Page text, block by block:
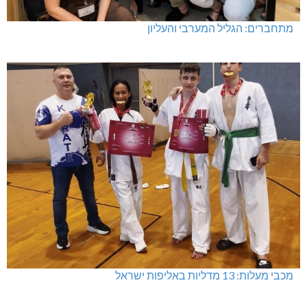
מתחברים: הגליל המערבי והעליון
מכבי מעלות: 13 מדליות באליפות ישראל